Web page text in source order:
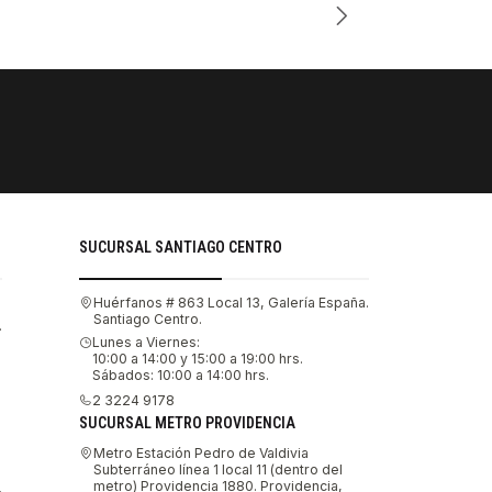
SUCURSAL SANTIAGO CENTRO
Huérfanos # 863 Local 13, Galería España.
Santiago Centro.
Lunes a Viernes:
10:00 a 14:00 y 15:00 a 19:00 hrs.
Sábados: 10:00 a 14:00 hrs.
2 3224 9178
SUCURSAL METRO PROVIDENCIA
Metro Estación Pedro de Valdivia
Subterráneo línea 1 local 11 (dentro del
metro) Providencia 1880. Providencia,